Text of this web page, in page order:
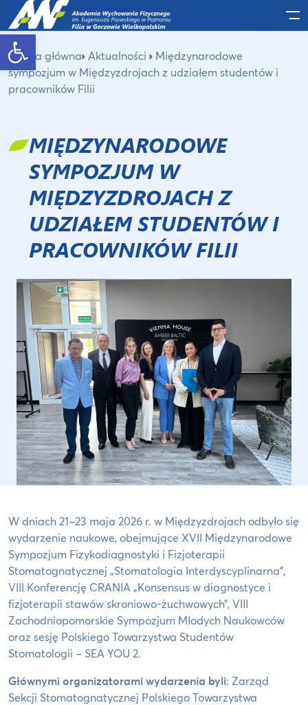
Otwórz pasek narzędzi
Strona główna Aktualności
Międzynarodowe
sympozjum w Międzyzdrojach z udziałem studentów i
pracowników Filii
MIĘDZYNARODOWE
SYMPOZJUM W
MIĘDZYZDROJACH Z
UDZIAŁEM STUDENTÓW I
PRACOWNIKÓW FILII
W dniach 21–23 maja 2026 r. w Międzyzdrojach odbyło się
wydarzenie naukowe, obejmujące XVII Międzynarodowe
Sympozjum Fizykodiagnostyki i Fizjoterapii
Stomatognatycznej „Stomatologia Interdyscyplinarna”,
VIII Konferencję CRANIA „Konsensus w diagnostyce i
fizjoterapii stawów skroniowo-żuchwowych”, VIII
Zachodniopomorskie Sympozjum Młodych Naukowców
oraz sesję Polskiego Towarzystwa Studentów
Stomatologii – SEA YOU 2.
Głównymi organizatorami wydarzenia byli: Zarząd
Sekcji Stomatognatycznej Polskiego Towarzystwa